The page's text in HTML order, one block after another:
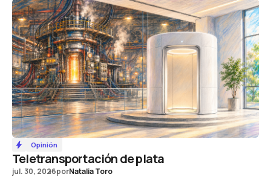
Opinión
Teletransportación de plata
jul. 30, 2026porNatalia Toro